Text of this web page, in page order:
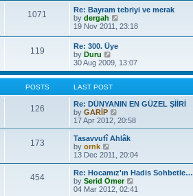
w
t
h
e
l
e
s
t
o
s
1071
Re: Bayram tebriyi ve merak
by dergah
i
h
e
l
e
s
t
p
o
s
19 Nov 2011, 23:18
119
Re: 300. Üye
by Duru
i
e
w
t
h
e
l
a
t
e
t
s
t
30 Aug 2009, 13:07
POSTS LAST POST
126
Re: DÜNYANIN EN GÜZEL ŞİİRİ
by GARİP
i
e
w
h
a
t
e
17 Apr 2012, 20:58
173
Tasavvufî Ahlâk
by ornk
i
e
w
t
h
13 Dec 2011, 20:04
454
Re: Hocamız'ın Hadis Sohbetle…
by Serid Ömer
i
04 Mar 2012, 02:41